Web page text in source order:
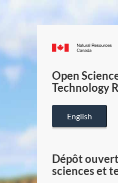
Open
Technology
English
Dépôt
sciences et